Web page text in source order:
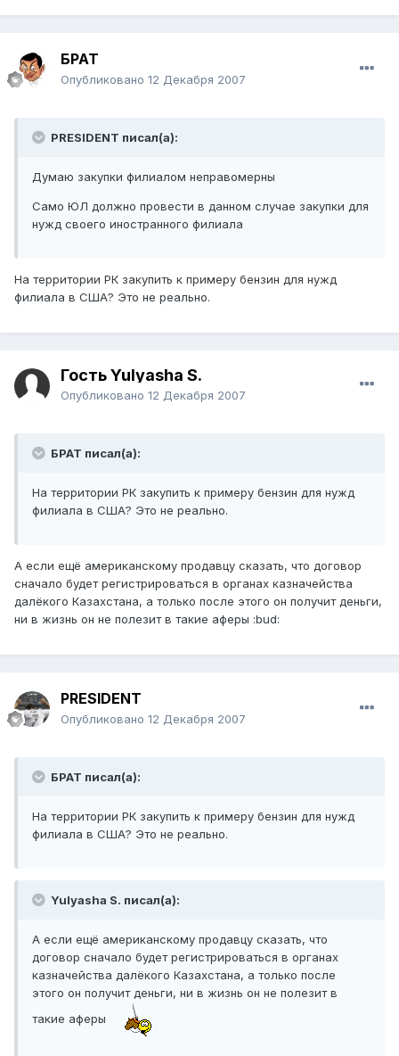
БРАТ
Опубликовано 12 Декабря 2007
PRESIDENT писал(а):
Думаю закупки филиалом неправомерны
Само ЮЛ должно провести в данном случае закупки для
нужд своего иностранного филиала
На территории РК закупить к примеру бензин для нужд
филиала в США? Это не реально.
Гость Yulyasha S.
Опубликовано 12 Декабря 2007
БРАТ писал(а):
На территории РК закупить к примеру бензин для нужд
филиала в США? Это не реально.
А если ещё американскому продавцу сказать, что договор
сначало будет регистрироваться в органах казначейства
далёкого Казахстана, а только после этого он получит деньги,
ни в жизнь он не полезит в такие аферы :bud:
PRESIDENT
Опубликовано 12 Декабря 2007
БРАТ писал(а):
На территории РК закупить к примеру бензин для нужд
филиала в США? Это не реально.
Yulyasha S. писал(а):
А если ещё американскому продавцу сказать, что
договор сначало будет регистрироваться в органах
казначейства далёкого Казахстана, а только после
этого он получит деньги, ни в жизнь он не полезит в
такие аферы